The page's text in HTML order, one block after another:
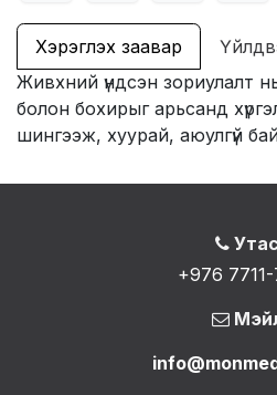
Хэрэглэх заавар
Живхний үндсэн зориулалт
болон бохирыг арьсанд
шингээж, хуурай, аюулгүй
Утас
+976